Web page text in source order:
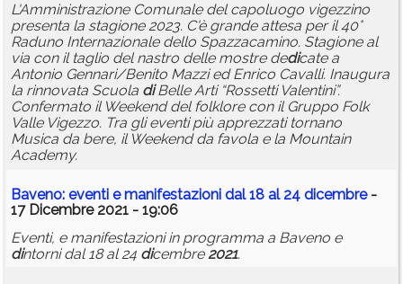
L'Amministrazione Comunale del capoluogo vigezzino
presenta la stagione 2023. C'è grande attesa per il 40°
Raduno Internazionale dello Spazzacamino. Stagione al
via con il taglio del nastro delle mostre dedicate a
Antonio Gennari/Benito Mazzi ed Enrico Cavalli. Inaugura
la rinnovata Scuola diBelle Arti “Rossetti Valentini”.
Confermato il Weekend del folklore con il Gruppo Folk
Valle Vigezzo. Tra gli eventi più apprezzati tornano
Musica da bere, il Weekend da favola e la Mountain
Academy.
Baveno: eventi e manifestazioni dal 18 al 24 dicembre-
17 Dicembre 2021 - 19:06
Eventi, e manifestazioni in programma a Baveno e
dintorni dal 18 al 24 dicembre2021.